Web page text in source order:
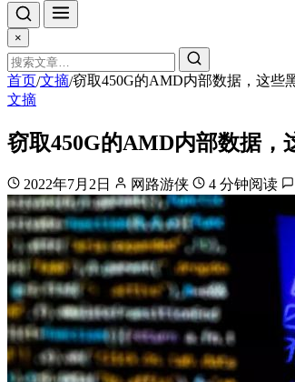
×
首页/文摘/窃取450G的AMD内部数据，这些
文摘
窃取450G的AMD内部数据，
2022年7月2日 网路游侠 4 分钟阅读